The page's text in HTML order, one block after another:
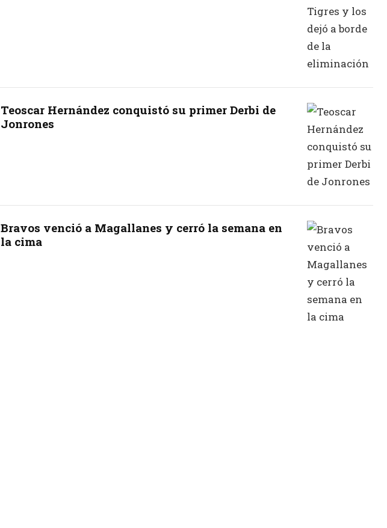
Teoscar Hernández conquistó su primer Derbi de
Jonrones
Bravos venció a Magallanes y cerró la semana en
la cima